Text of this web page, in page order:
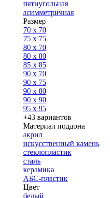
пятиугольная
асимметричная
Размер
70 x 70
75 x 75
80 x 70
80 x 80
85 x 85
90 x 70
90 x 75
90 x 80
90 x 90
95 x 95
+43 вариантов
Материал поддона
акрил
искусственный камень
стеклопластик
сталь
керамика
АБС-пластик
Цвет
белый